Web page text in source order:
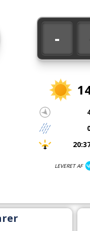
-
LEVERET AF